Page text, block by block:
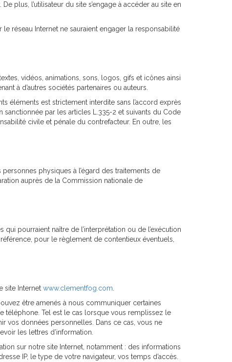
De plus, l’utilisateur du site s’engage à accéder au site en
réseau Internet ne sauraient engager la responsabilité
vidéos, animations, sons, logos, gifs et icônes ainsi
à d’autres sociétés partenaires ou auteurs.
éléments est strictement interdite sans l’accord exprès
par les articles L.335-2 et suivants du Code
civile et pénale du contrefacteur. En outre, les
physiques à l’égard des traitements de
auprès de la Commission nationale de
pourraient naître de l’interprétation ou de l’exécution
pour le règlement de contentieux éventuels,
site Internet www.clementfog.com
être amenés à nous communiquer certaines
téléphone. Tel est le cas lorsque vous remplissez le
vos données personnelles. Dans ce cas, vous ne
les lettres d’information.
sur notre site Internet, notamment : des informations
IP, le type de votre navigateur, vos temps d’accès.